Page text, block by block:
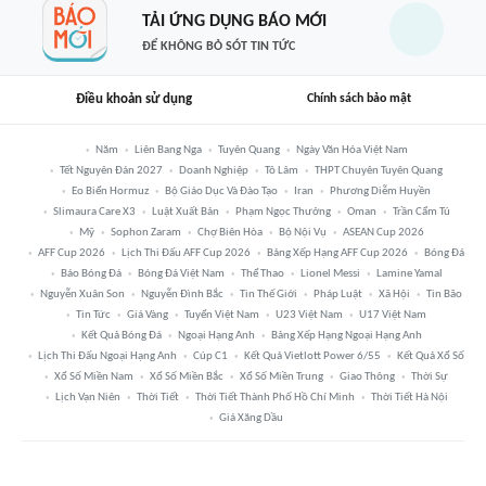
TẢI ỨNG DỤNG BÁO MỚI
ĐỂ KHÔNG BỎ SÓT TIN TỨC
Điều khoản sử dụng Chính sách bảo mật
Năm Liên Bang Nga Tuyên Quang
Ngày Văn Hóa Việt Nam
Tết Nguyên Đán 2027
Doanh Nghiệp Tô Lâm
THPT Chuyên Tuyên Quang
Eo Biển Hormuz
Bộ Giáo Dục Và Đào Tạo Iran
Phương Diễm Huyền
Slimaura Care X3
Luật Xuất Bản Phạm Ngọc Thưởng Oman
Trần Cẩm Tú
Mỹ
Sophon Zaram Chợ Biên Hòa Bộ Nội Vụ
ASEAN Cup 2026
AFF Cup 2026
Lịch Thi Đấu AFF Cup 2026 Bảng Xếp Hạng AFF Cup 2026
Bóng Đá
Báo Bóng Đá
Bóng Đá Việt Nam Thể Thao Lionel Messi
Lamine Yamal
Nguyễn Xuân Son
Nguyễn Đình Bắc Tin Thế Giới Pháp Luật Xã Hội
Tin Bão
Tin Tức
Giá Vàng Tuyển Việt Nam U23 Việt Nam
U17 Việt Nam
Kết Quả Bóng Đá
Ngoại Hạng Anh
Bảng Xếp Hạng Ngoại Hạng Anh
Lịch Thi Đấu Ngoại Hạng Anh
Cúp C1 Kết Quả Vietlott Power 6/55
Kết Quả Xổ Số
Xổ Số Miền Nam
Xổ Số Miền Bắc Xổ Số Miền Trung Giao Thông
Thời Sự
Lịch Vạn Niên
Thời Tiết Thời Tiết Thành Phố Hồ Chí Minh
Thời Tiết Hà Nội
Giá Xăng Dầu